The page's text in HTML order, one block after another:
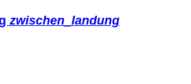
zwischen_landung